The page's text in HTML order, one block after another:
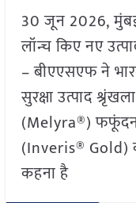
30 जून 2026,
लॉन्च किए नए
– बीएएसएफ ने
सुरक्षा उत्पाद
(Melyra®)
(Inveris® Gold)
कहना है